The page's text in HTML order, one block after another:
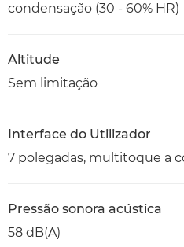
condensação (30 - 60% HR)
Altitude
Sem limitação
Interface do Utilizador
7 polegadas, multitoque a
Pressão sonora acústica
58 dB(A)